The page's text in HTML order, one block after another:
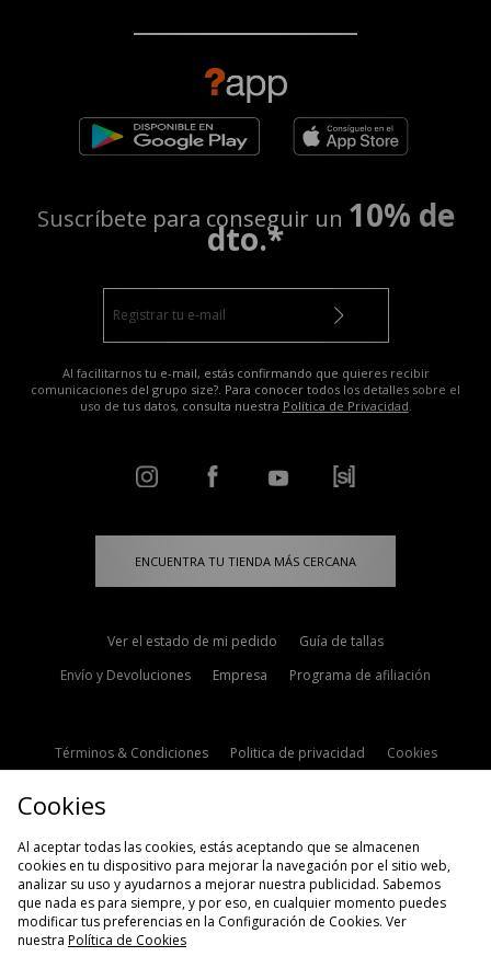
Suscríbete para conseguir un 10% de
dto.*
Al facilitarnos tu e-mail, estás confirmando que quieres recibir
comunicaciones del grupo size?. Para conocer todos los detalles sobre el
uso de tus datos, consulta nuestra Política de Privacidad
ENCUENTRA TU TIENDA MÁS CERCANA
Ver el estado de mi pedido
Guía de tallas
Envío y Devoluciones
Empresa Programa de afiliación
Términos & Condiciones Politica de privacidad
Cookies
Cookies
Al aceptar todas las cookies, estás aceptando que se almacenen
cookies en tu dispositivo para mejorar la navegación por el sitio web,
analizar su uso y ayudarnos a mejorar nuestra publicidad. Sabemos
que nada es para siempre, y por eso, en cualquier momento puedes
modificar tus preferencias en la Configuración de Cookies. Ver
nuestra Política de Cookies